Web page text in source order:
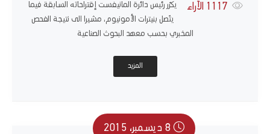
الآراء
يكرّر رئيس دائرة المانيفست إقتراحاته السابقة فيما
يتّصل بنيترات الأمونيوم، مشيرا الى نتيجة الفحص
المخبري بحسب معهد البحوث الصناعية
المزيد
8 ديسمبر، 2015